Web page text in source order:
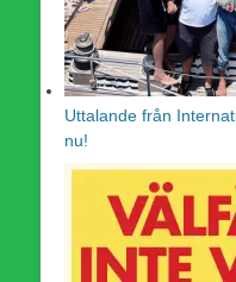
Uttalande från
nu!